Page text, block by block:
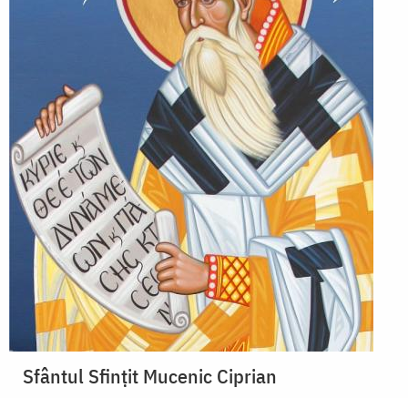
Sfântul Sfinţit Mucenic Ciprian